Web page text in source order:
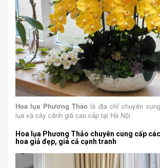
Hoa lụa Phương Thảo là địa chỉ chuyên
lụa và cây cảnh giả cao cấp tại Hà Nội.
Hoa lụa Phương Thảo chuyên cung cấp
hoa giả đẹp, giá cả cạnh tranh